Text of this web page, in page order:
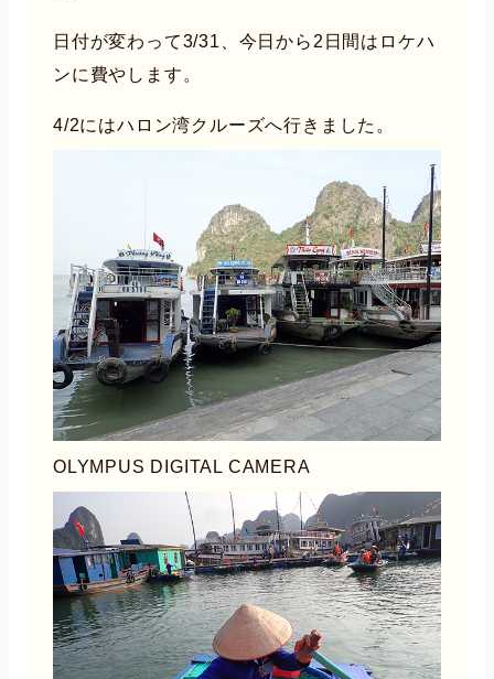
日付が変わって3/31、今日から2日間はロケハ
ンに費やします。
4/2にはハロン湾クルーズへ行きました。
OLYMPUS DIGITAL CAMERA